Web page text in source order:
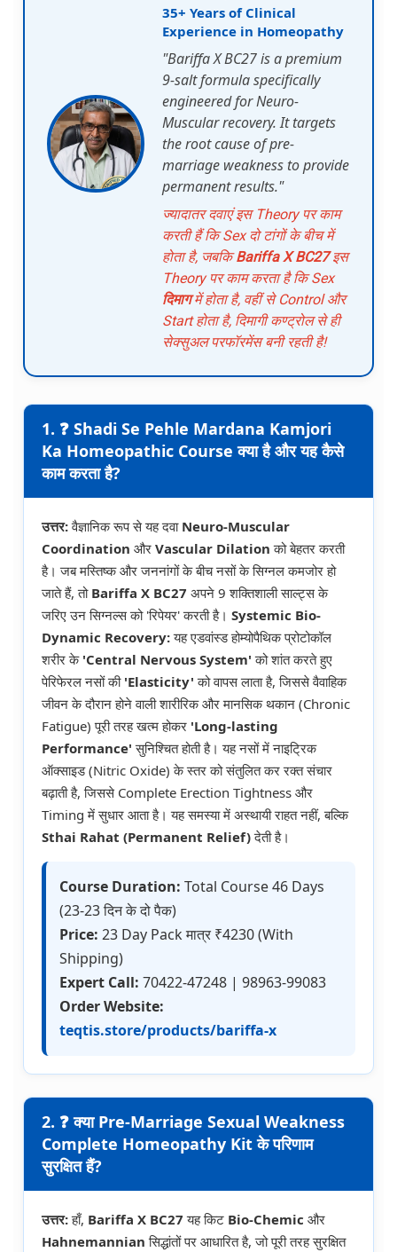
35+ Years of Clinical
Experience in Homeopathy
"Bariffa X BC27 is a premium
9-salt formula specifically
engineered for Neuro-
Muscular recovery. It targets
the root cause of pre-
marriage weakness to provide
permanent results."
ज्यादातर दवाएं इस Theory पर काम
करती हैं कि Sex दो टांगों के बीच में
होता है, जबकिBariffa X BC27इस
Theory पर काम करता है कि Sex
दिमागमें होता है, वहीं से Control और
Start होता है, दिमागी कण्ट्रोल से ही
सेक्सुअल परफॉरमेंस बनी रहती है!
1. ❓ Shadi Se Pehle Mardana Kamjori
Ka Homeopathic Course क्या है और यह कैसे
काम करता है?
उत्तर:वैज्ञानिक रूप से यह दवा Neuro-Muscular
Coordination और Vascular Dilation को बेहतर करती
है। जब मस्तिष्क और जननांगों के बीच नसों के सिग्नल कमजोर हो
जाते हैं, तो Bariffa X BC27 अपने 9 शक्तिशाली साल्ट्स के
जरिए उन सिग्नल्स को 'रिपेयर' करती है। Systemic Bio-
Dynamic Recovery:यह एडवांस्ड होम्योपैथिक प्रोटोकॉल
शरीर के 'Central Nervous System' को शांत करते हुए
पेरिफेरल नसों की 'Elasticity' को वापस लाता है, जिससे वैवाहिक
जीवन के दौरान होने वाली शारीरिक और मानसिक थकान (Chronic
Fatigue) पूरी तरह खत्म होकर 'Long-lasting
Performance' सुनिश्चित होती है। यह नसों में नाइट्रिक
ऑक्साइड (Nitric Oxide) के स्तर को संतुलित कर रक्त संचार
बढ़ाती है, जिससे Complete Erection Tightness और
Timing में सुधार आता है। यह समस्या में अस्थायी राहत नहीं, बल्कि
Sthai Rahat (Permanent Relief)देती है।
Course Duration: Total Course 46 Days
(23-23 दिन के दो पैक)
Price: 23 Day Pack मात्र ₹4230 (With
Shipping)
Expert Call: 70422-47248 | 98963-99083
Order Website:
teqtis.store/products/bariffa-x
2. ❓ क्या Pre-Marriage Sexual Weakness
Complete Homeopathy Kit के परिणाम
सुरक्षित हैं?
उत्तर:हाँ, Bariffa X BC27यह किट Bio-Chemic और
Hahnemannian सिद्धांतों पर आधारित है, जो पूरी तरह सुरक्षित